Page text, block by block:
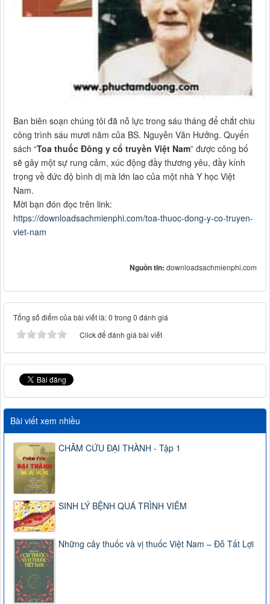
Ban biên soạn chúng tôi đã nỗ lực trong sáu tháng để chắt chiu
công trình sáu mươi năm của BS. Nguyễn Văn Hưởng. Quyển
sách “Toa thuốc Đông y cổ truyền Việt Nam” được công bố
sẽ gây một sự rung cảm, xúc động đầy thương yêu, đầy kính
trọng về đức độ bình dị mà lớn lao của một nhà Y học Việt
Nam.
Mời bạn đón đọc trên link:
https://downloadsachmienphi.com/toa-thuoc-dong-y-co-truyen-
viet-nam
Nguồn tin: downloadsachmienphi.com
Tổng số điểm của bài viết là: 0 trong 0 đánh giá
Click để đánh giá bài viết
Bài viết xem nhiều
CHÂM CỨU ĐẠI THÀNH - Tập 1
SINH LÝ BỆNH QUÁ TRÌNH VIÊM
Những cây thuốc và vị thuốc Việt Nam – Đỗ Tất Lợi